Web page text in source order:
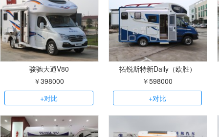
骏驰大通V80
￥398000
+对比
拓锐斯特新Daily（欧胜）
￥598000
+对比